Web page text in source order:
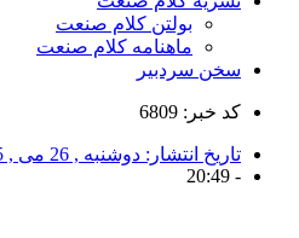
بولتن کلام صنعت
ماهنامه کلام صنعت
سخن سردبیر
کد خبر: 6809
تاریخ انتشار: دوشنبه , 26 می , 2025
-
20:49